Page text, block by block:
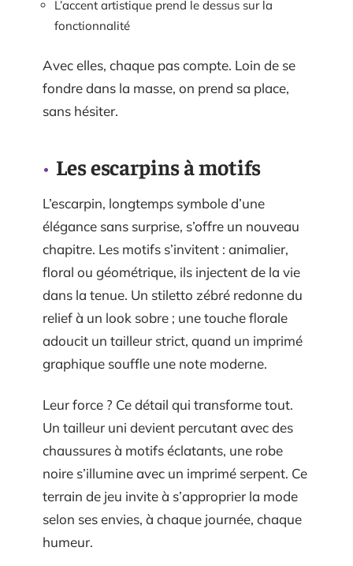
L’accent artistique prend le dessus sur la
fonctionnalité
Avec elles, chaque pas compte. Loin de se
fondre dans la masse, on prend sa place,
sans hésiter.
Les escarpins à motifs
L’escarpin, longtemps symbole d’une
élégance sans surprise, s’offre un nouveau
chapitre. Les motifs s’invitent : animalier,
floral ou géométrique, ils injectent de la vie
dans la tenue. Un stiletto zébré redonne du
relief à un look sobre ; une touche florale
adoucit un tailleur strict, quand un imprimé
graphique souffle une note moderne.
Leur force ? Ce détail qui transforme tout.
Un tailleur uni devient percutant avec des
chaussures à motifs éclatants, une robe
noire s’illumine avec un imprimé serpent. Ce
terrain de jeu invite à s’approprier la mode
selon ses envies, à chaque journée, chaque
humeur.